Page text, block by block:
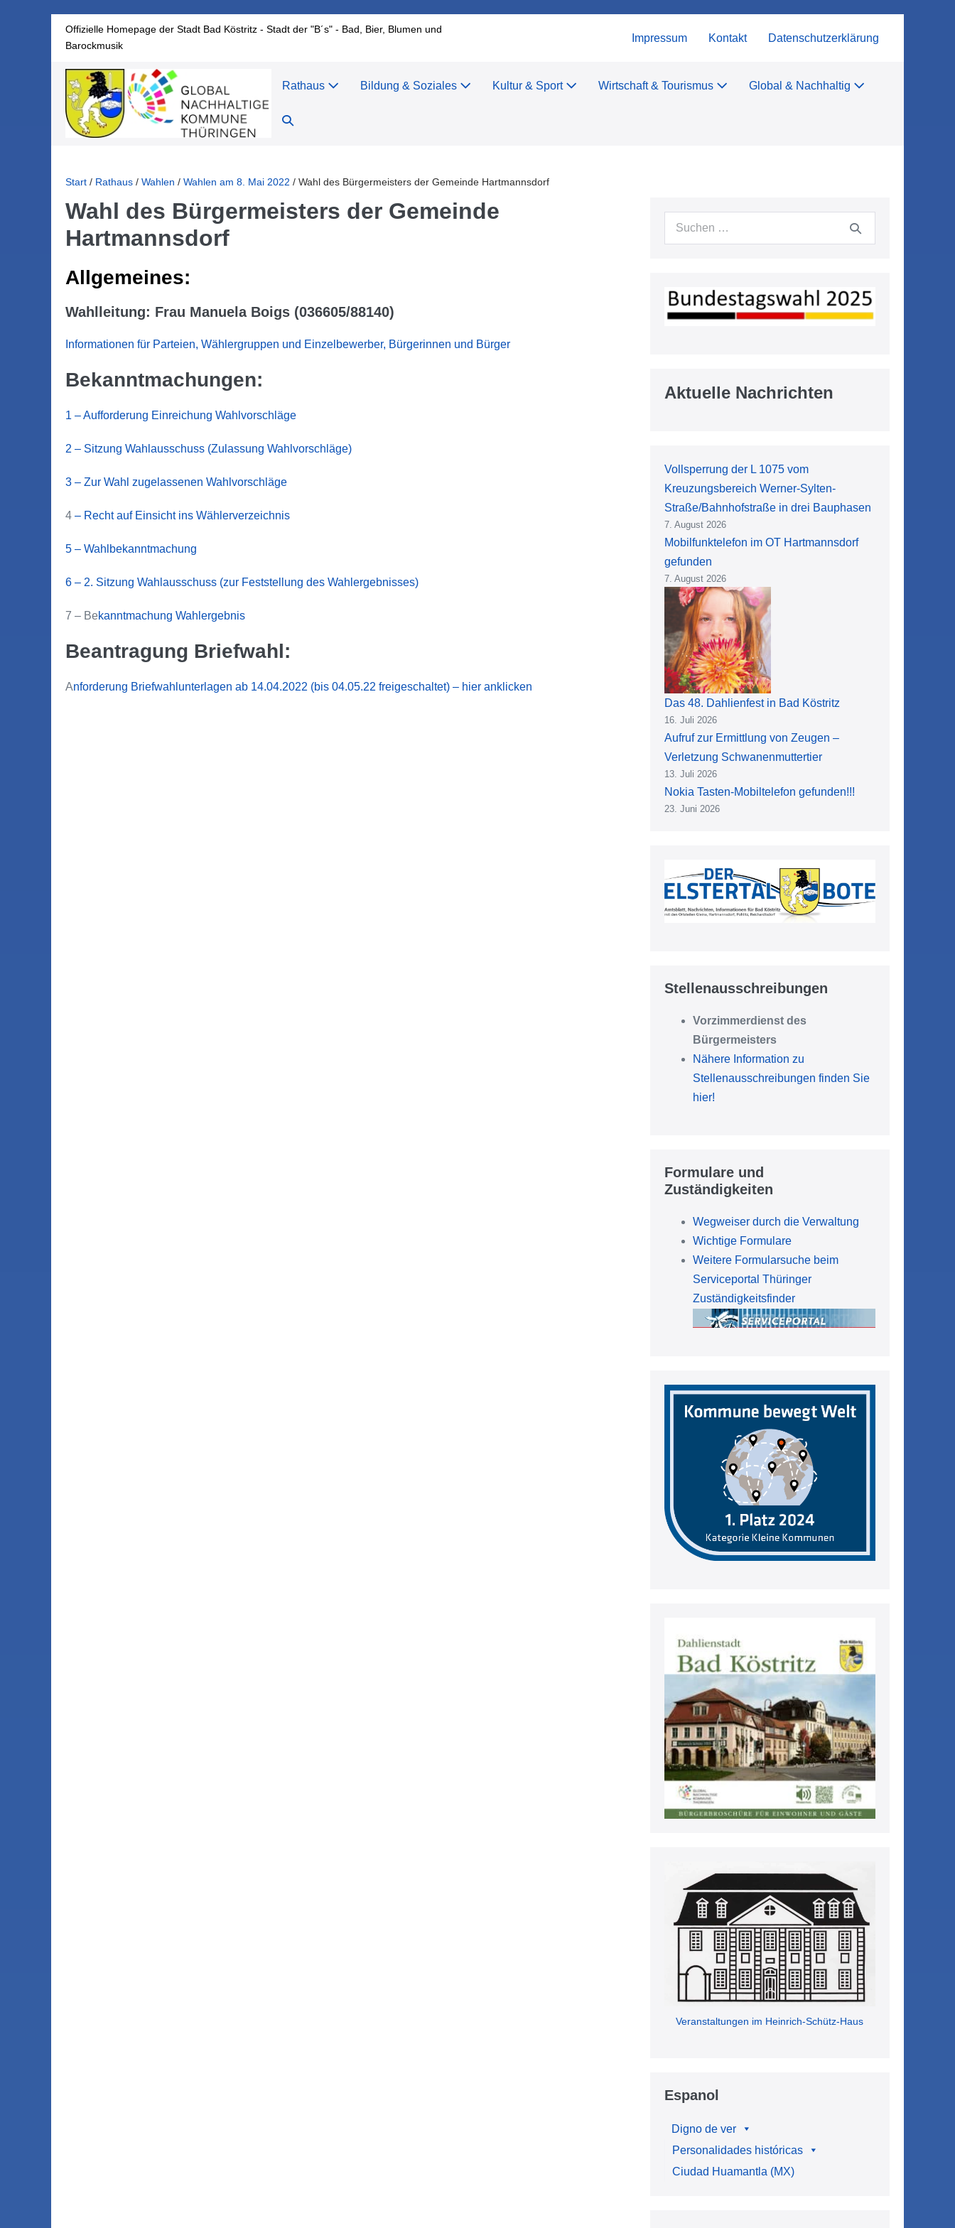
Offizielle Homepage der Stadt Bad Köstritz - Stadt der "B´s" - Bad, Bier, Blumen und
Barockmusik
Impressum Kontakt Datenschutzerklärung
Rathaus Bildung & Soziales Kultur & Sport Wirtschaft & Tourismus Global & Nachhaltig
Suche-
Start / Rathaus / Wahlen / Wahlen am 8. Mai 2022 / Wahl des Bürgermeisters der Gemeinde Hartmannsdorf
Wahl des Bürgermeisters der Gemeinde
Hartmannsdorf
Allgemeines:
Wahlleitung: Frau Manuela Boigs (036605/88140)
Informationen für Parteien, Wählergruppen und Einzelbewerber, Bürgerinnen und Bürger
Bekanntmachungen:
1 – Aufforderung Einreichung Wahlvorschläge
2 – Sitzung Wahlausschuss (Zulassung Wahlvorschläge)
3 – Zur Wahl zugelassenen Wahlvorschläge
4 – Recht auf Einsicht ins Wählerverzeichnis
5 – Wahlbekanntmachung
6 – 2. Sitzung Wahlausschuss (zur Feststellung des Wahlergebnisses)
7 – Bekanntmachung Wahlergebnis
Beantragung Briefwahl:
Anforderung Briefwahlunterlagen ab 14.04.2022 (bis 04.05.22 freigeschaltet) – hier anklicken
Suchen
Aktuelle Nachrichten
Vollsperrung der L 1075 vom
Kreuzungsbereich Werner-Sylten-
Straße/Bahnhofstraße in drei Bauphasen
7. August 2026
Mobilfunktelefon im OT Hartmannsdorf
gefunden
7. August 2026
Das 48. Dahlienfest in Bad Köstritz
16. Juli 2026
Aufruf zur Ermittlung von Zeugen –
Verletzung Schwanenmuttertier
13. Juli 2026
Nokia Tasten-Mobiltelefon gefunden!!!
23. Juni 2026
Stellenausschreibungen
Vorzimmerdienst des
Bürgermeisters
Nähere Information zu
Stellenausschreibungen finden Sie
hier!
Formulare und
Zuständigkeiten
Wegweiser durch die Verwaltung
Wichtige Formulare
Weitere Formularsuche beim
Serviceportal Thüringer
Zuständigkeitsfinder
Veranstaltungen im Heinrich-Schütz-Haus
Espanol
Digno de ver
Personalidades históricas
Ciudad Huamantla (MX)